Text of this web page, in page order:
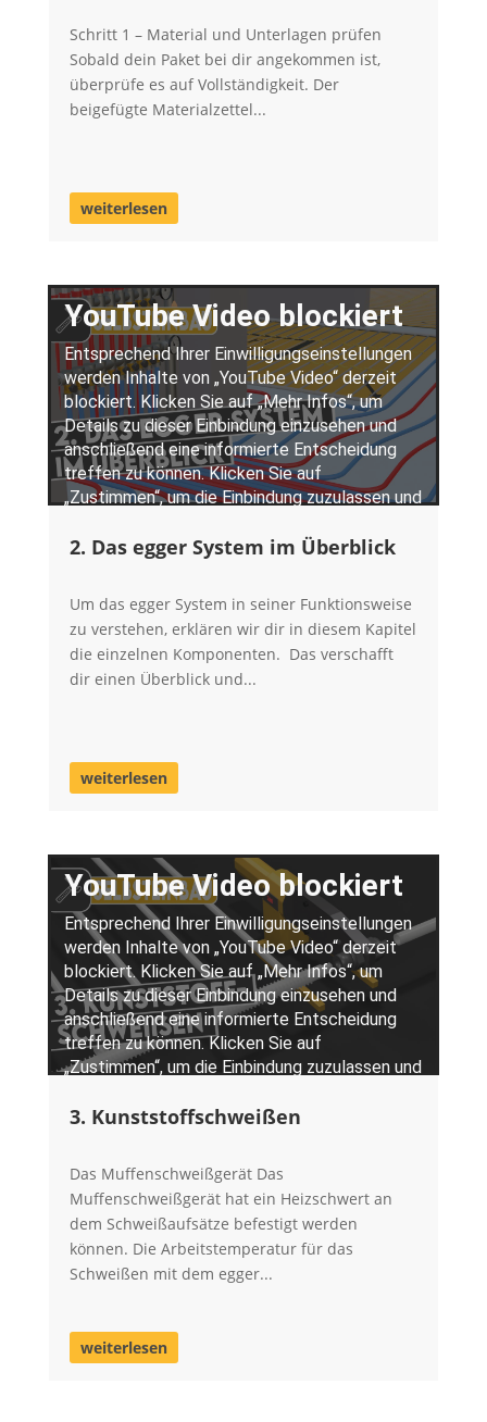
Schritt 1 – Material und Unterlagen prüfen
Sobald dein Paket bei dir angekommen ist,
überprüfe es auf Vollständigkeit. Der
beigefügte Materialzettel...
weiterlesen
2. Das egger System im Überblick
Um das egger System in seiner Funktionsweise
zu verstehen, erklären wir dir in diesem Kapitel
die einzelnen Komponenten. Das verschafft
dir einen Überblick und...
weiterlesen
3. Kunststoffschweißen
Das Muffenschweißgerät Das
Muffenschweißgerät hat ein Heizschwert an
dem Schweißaufsätze befestigt werden
können. Die Arbeitstemperatur für das
Schweißen mit dem egger...
weiterlesen